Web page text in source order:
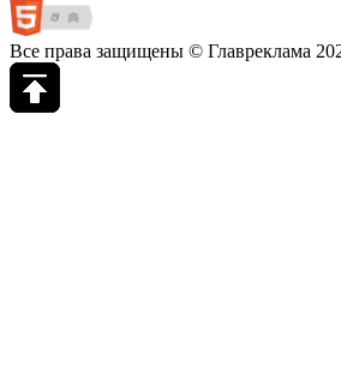
Все права защищены © Главреклама